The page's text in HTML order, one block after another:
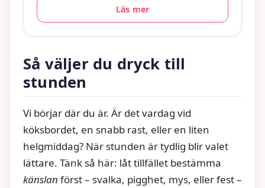
Läs mer
Så väljer du dryck till
stunden
Vi börjar där du är. Är det vardag vid
köksbordet, en snabb rast, eller en liten
helgmiddag? När stunden är tydlig blir valet
lättare. Tänk så här: låt tillfället bestämma
känslan först – svalka, pigghet, mys, eller fest –